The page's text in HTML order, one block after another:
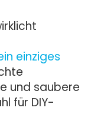
einziges
und saubere
für DIY-